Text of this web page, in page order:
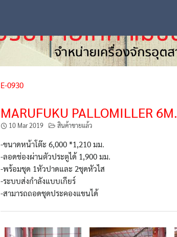
E-0930
MARUFUKU PALLOMILLER 6M.
10 Mar 2019 สินค้าขายแล้ว
-ขนาดหน้าโต๊ะ 6,000 *1,210 มม.
-ลอดช่องผ่านตัวประตูได้ 1,900 มม.
-พร้อมชุด 1หัวปาดและ 2ชุดหัวไส
-ระบบส่งกำลังแบบเกียร์
-สามารถถอดชุดประคองแขนได้